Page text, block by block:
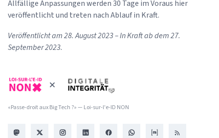
Allfällige Anpassungen werden 30 Tage im Voraus hier
veröffentlicht und treten nach Ablauf in Kraft.
Veröffentlicht am 28. August 2023 – In Kraft ab dem 27.
September 2023.
«Passe-droit aux Big Tech ?» — Loi-sur-l'e-ID NON